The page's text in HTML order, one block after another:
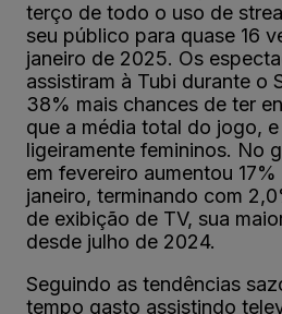
terço de todo o uso de
seu público para quase 16
janeiro de 2025. Os
assistiram à Tubi durante o
38% mais chances de ter
que a média total do jogo,
ligeiramente femininos. No
em fevereiro aumentou
janeiro, terminando com
de exibição de TV, sua
desde julho de 2024.
Seguindo as tendências
tempo gasto assistindo